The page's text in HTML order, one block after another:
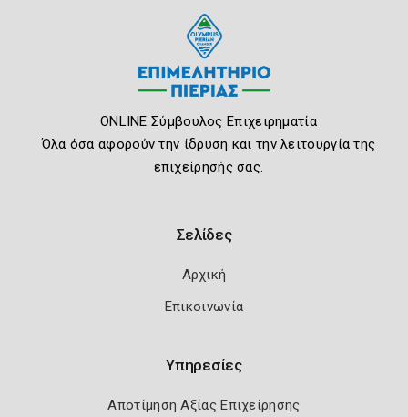
ONLINE Σύμβουλος Επιχειρηματία
Όλα όσα αφορούν την ίδρυση και την λειτουργία της
επιχείρησής σας.
Σελίδες
Αρχική
Επικοινωνία
Υπηρεσίες
Αποτίμηση Αξίας Επιχείρησης